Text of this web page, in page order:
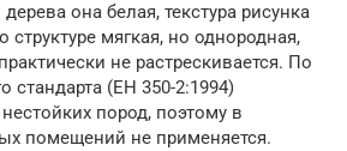
она белая, текстура рисунка
мягкая, но однородная,
не растрескивается. По
стандарта (ЕН 350-2:1994)
пород, поэтому в
помещений не применяется.